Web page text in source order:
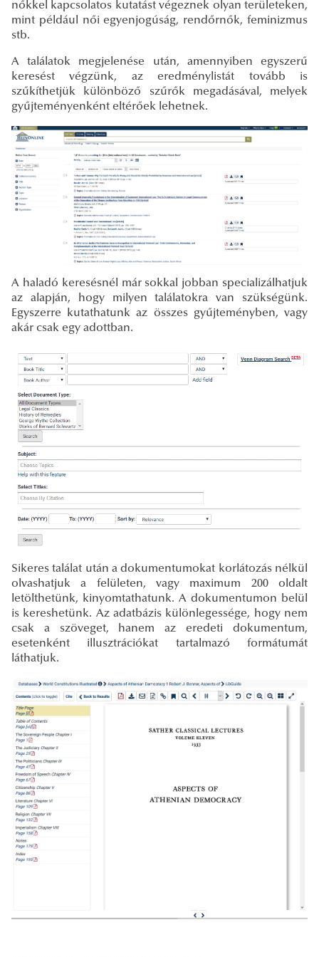
nőkkel kapcsolatos kutatást végeznek olyan területeken,
mint például női egyenjogúság, rendőrnők, feminizmus
stb.
A találatok megjelenése után, amennyiben egyszerű
keresést végzünk, az eredménylistát tovább is
szűkíthetjük különböző szűrők megadásával, melyek
gyűjteményenként eltérőek lehetnek.
A haladó keresésnél már sokkal jobban specializálhatjuk
az alapján, hogy milyen találatokra van szükségünk.
Egyszerre kutathatunk az összes gyűjteményben, vagy
akár csak egy adottban.
Sikeres találat után a dokumentumokat korlátozás nélkül
olvashatjuk a felületen, vagy maximum 200 oldalt
letölthetünk, kinyomtathatunk. A dokumentumon belül
is kereshetünk. Az adatbázis különlegessége, hogy nem
csak a szöveget, hanem az eredeti dokumentum,
esetenként illusztrációkat tartalmazó formátumát
láthatjuk.